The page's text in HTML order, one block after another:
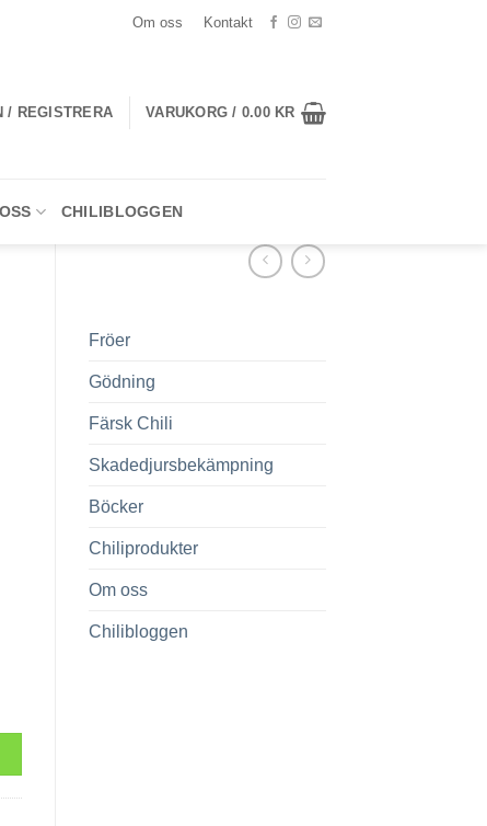
Om oss Kontakt
/ REGISTRERA VARUKORG / 0.00 KR
CHILIBLOGGEN
Fröer
Gödning
Färsk Chili
Skadedjursbekämpning
Böcker
Chiliprodukter
Om oss
Chilibloggen